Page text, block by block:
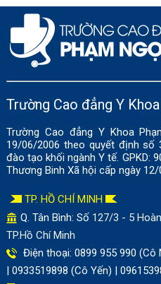
Trường Cao đẳng Y
Trường Cao đẳng Y Khoa
19/06/2006 theo quyết định số
đào tạo khối ngành Y tế. GPKD:
Thương Binh Xã hội cấp ngày
TP. HỒ CHÍ MINH
Q. Tân Bình: Số 127/3 - 5
TP.Hồ Chí Minh
Điện thoại: 0899 955 990 (Cô
| 0933519898 (Cô Yến) |